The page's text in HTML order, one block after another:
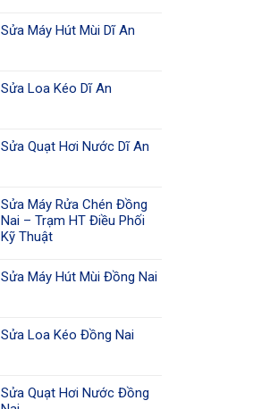
Sửa Máy Hút Mùi Dĩ An
Sửa Loa Kéo Dĩ An
Sửa Quạt Hơi Nước Dĩ An
Sửa Máy Rửa Chén Đồng
Nai – Trạm HT Điều Phối
Kỹ Thuật
Sửa Máy Hút Mùi Đồng Nai
Sửa Loa Kéo Đồng Nai
Sửa Quạt Hơi Nước Đồng